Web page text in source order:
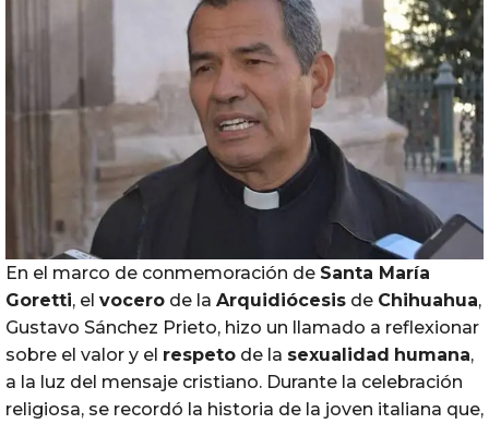
En el marco de conmemoración de Santa María
Goretti, el vocero de la Arquidiócesis de Chihuahua,
Gustavo Sánchez Prieto, hizo un llamado a reflexionar
sobre el valor y el respeto de la sexualidad humana,
a la luz del mensaje cristiano. Durante la celebración
religiosa, se recordó la historia de la joven italiana que,